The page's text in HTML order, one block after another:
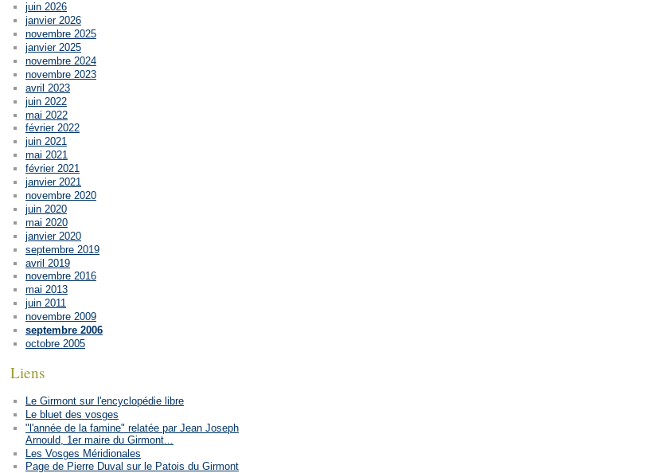
juin 2026
janvier 2026
novembre 2025
janvier 2025
novembre 2024
novembre 2023
avril 2023
juin 2022
mai 2022
février 2022
juin 2021
mai 2021
février 2021
janvier 2021
novembre 2020
juin 2020
mai 2020
janvier 2020
septembre 2019
avril 2019
novembre 2016
mai 2013
juin 2011
novembre 2009
septembre 2006
octobre 2005
Liens
Le Girmont sur l'encyclopédie libre
Le bluet des vosges
"l'année de la famine" relatée par Jean Joseph
Arnould, 1er maire du Girmont...
Les Vosges Méridionales
Page de Pierre Duval sur le Patois du Girmont